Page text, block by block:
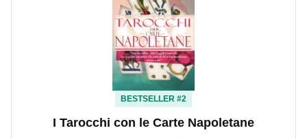
BESTSELLER #2
I Tarocchi con le Carte Napoletane